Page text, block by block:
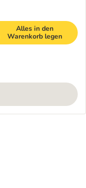
Alles in den
Warenkorb legen